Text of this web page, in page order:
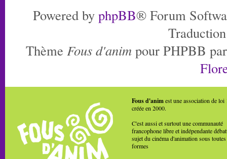
Powered by phpBB® Forum
Thème Fous d'anim pour PHPBB
Fous d'animest une association de loi
créée en 2000.
C'est aussi et surtout une communauté
francophone libre et indépendante
sujet du cinéma d'animation sous toutes
formes